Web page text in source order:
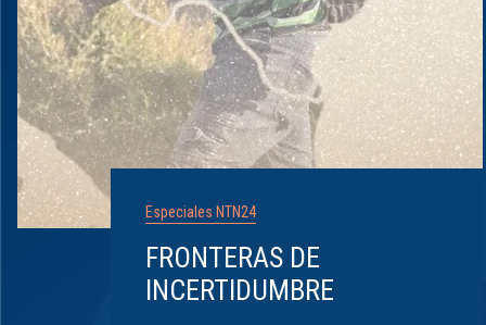
Especiales NTN24
FRONTERAS DE
INCERTIDUMBRE